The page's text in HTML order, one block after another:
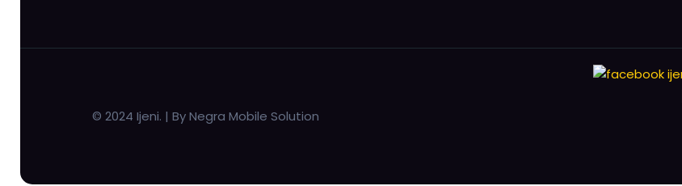
© 2024 Ijeni. | By Negra Mobile Solution